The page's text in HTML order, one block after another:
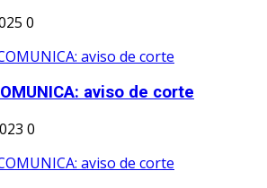
0
aviso de corte
0